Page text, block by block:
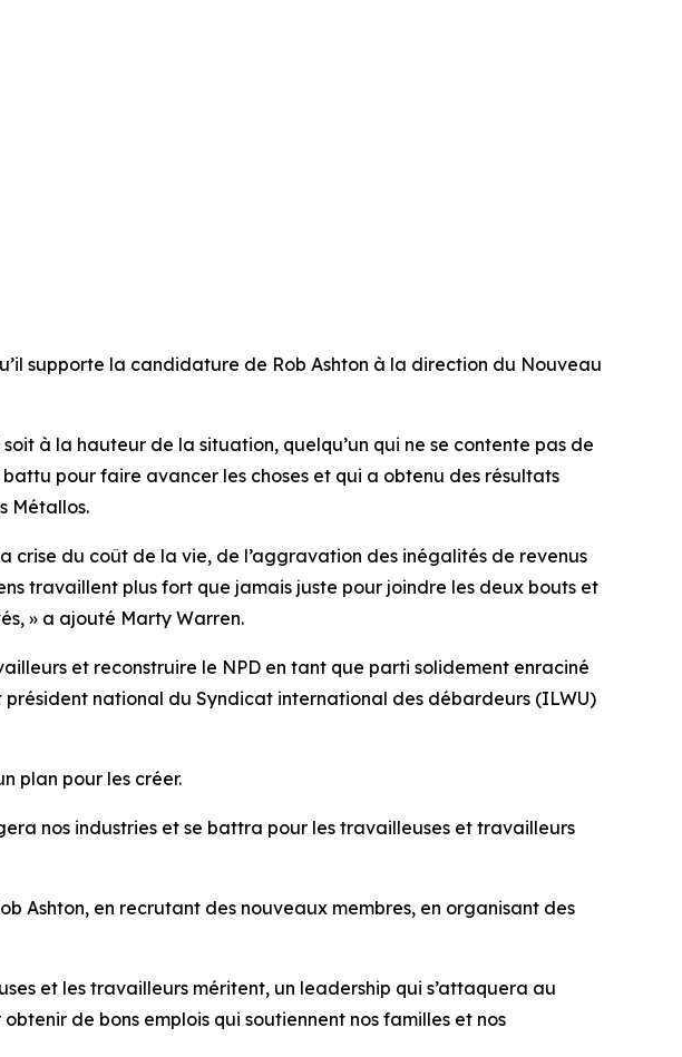
supporte la candidature de Rob Ashton à la direction du Nouveau
à la hauteur de la situation, quelqu’un qui ne se contente pas de
pour faire avancer les choses et qui a obtenu des résultats
Métallos.
crise du coût de la vie, de l’aggravation des inégalités de revenus
travaillent plus fort que jamais juste pour joindre les deux bouts et
» a ajouté Marty Warren.
et reconstruire le NPD en tant que parti solidement enraciné
national du Syndicat international des débardeurs (ILWU)
plan pour les créer.
nos industries et se battra pour les travailleuses et travailleurs
Ashton, en recrutant des nouveaux membres, en organisant des
et les travailleurs méritent, un leadership qui s’attaquera au
de bons emplois qui soutiennent nos familles et nos